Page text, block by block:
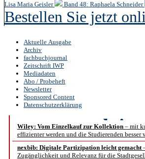
Lisa Maria Geisler
Band 48: Raphaela Schneider
Bestellen Sie jetzt
Aktuelle Ausgabe
Archiv
fachbuchjournal
Zeitschrift IWP
Mediadaten
Abo / Probeheft
Newsletter
Sponsored Content
Datenschutzerklärung
Wiley: Vom Einzelkauf zur Kollektion – mit
effizienter werden und die Studierenden besser
nexbib: Digitale Partizipation leicht gemacht
Zugänglichkeit und Relevanz für die
b.i.t.